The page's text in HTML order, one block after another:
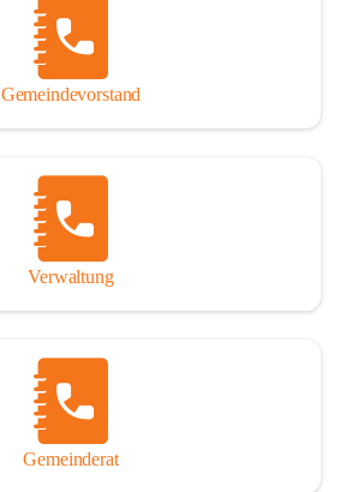
Gemeindevorstand
Verwaltung
Gemeinderat